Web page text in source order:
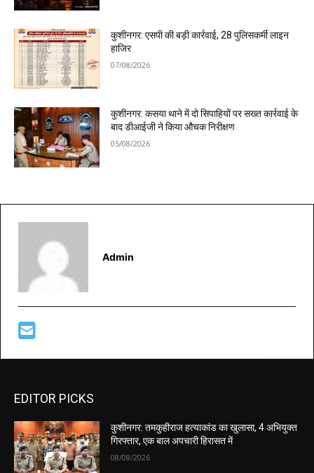
कुशीनगर: एसपी की बड़ी कार्रवाई, 28 पुलिसकर्मी लाइन
हाजिर
07/08/2026
कुशीनगर: कसया थाने में दो सिपाहियों पर सख्त कार्रवाई के
बाद डीआईजी ने किया औचक निरीक्षण
05/08/2026
Admin
EDITOR PICKS
कुशीनगर: तमकुहीराज हत्याकांड का खुलासा, 4 अभियुक्त
गिरफ्तार, एक बाल अपचारी हिरासत में
08/08/2026